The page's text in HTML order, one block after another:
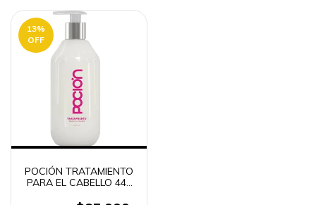
13%
OFF
POCIÓN TRATAMIENTO
PARA EL CABELLO 440